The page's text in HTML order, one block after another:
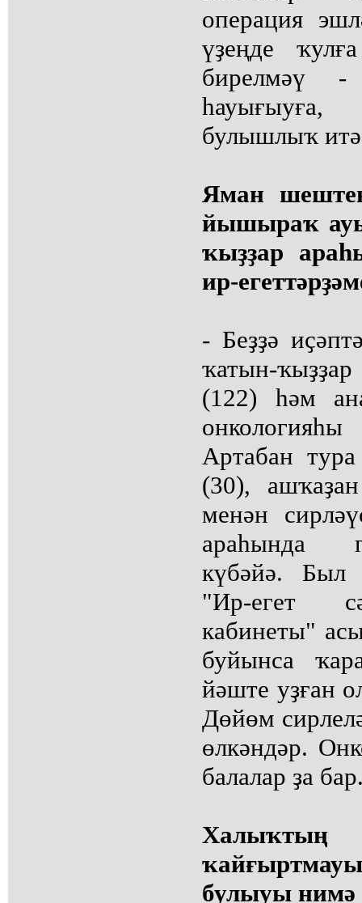
операция
үҙеңде
бирелмәү
һауығыуға,
булышлыҡ
Яман
йышыраҡ
ҡыҙҙар
ир-
- Беҙҙә
ҡатын-
(122) һәм
Артабан
(30),
менән
араһында
күбәйә. Был
"Ир-егет
кабинеты"
буйынса
йәште уҙған
Дөйөм
өлкәндәр.
балалар ҙа
булыуы нимә